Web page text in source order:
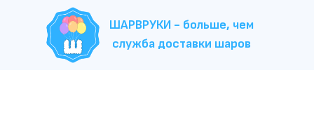
ШАРВРУКИ - больше, чем
служба доставки шаров